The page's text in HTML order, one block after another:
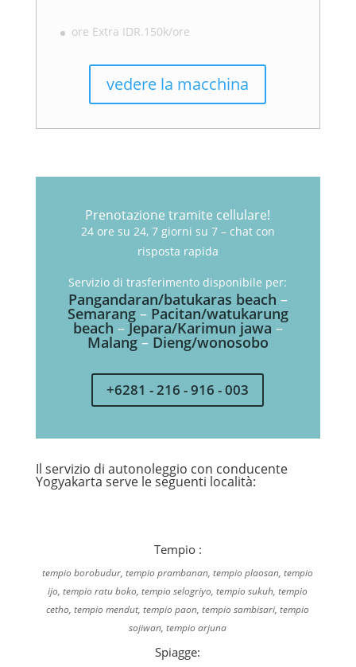
ore Extra IDR.150k/ore
vedere la macchina
Prenotazione tramite cellulare!
24 ore su 24, 7 giorni su 7 – chat con
risposta rapida
Servizio di trasferimento disponibile per:
Pangandaran/batukaras beach –
Semarang– Pacitan/watukarung
beach –Jepara/Karimun jawa –
Malang– Dieng/wonosobo
+6281 - 216 - 916 - 003
Il servizio di autonoleggio con conducente
Yogyakarta serve le seguenti località:
Tempio :
tempio borobudur, tempio prambanan, tempio plaosan, tempio
ijo, tempio ratu boko, tempio selogriyo, tempio sukuh, tempio
cetho, tempio mendut, tempio paon, tempio sambisari, tempio
sojiwan, tempio arjuna
Spiagge: